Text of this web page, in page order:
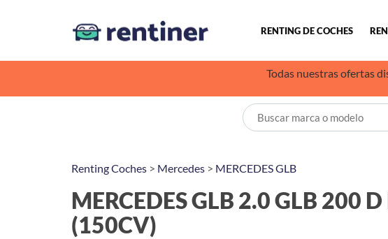
RENTING DE COCHES
Todas nuestras ofertas
Renting Coches > Mercedes > MERCEDES GLB
MERCEDES GLB 2.0 GLB 200
(150CV)